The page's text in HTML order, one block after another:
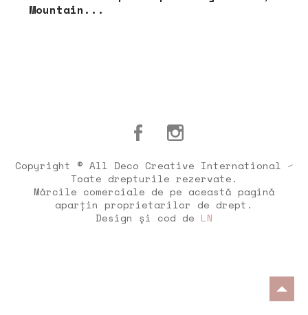
Mountain...
Copyright © All Deco Creative International ⁄
Toate drepturile rezervate.
Mărcile comerciale de pe această pagină
aparțin proprietarilor de drept.
Design și cod de LN